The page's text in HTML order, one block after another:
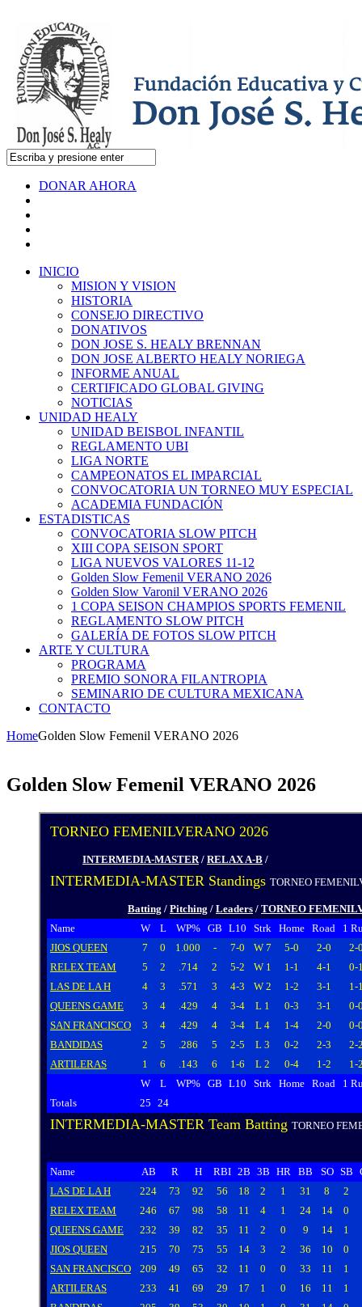
DONAR AHORA
INICIO
MISION Y VISION
HISTORIA
CONSEJO DIRECTIVO
DONATIVOS
DON JOSE S. HEALY BRENNAN
DON JOSE ALBERTO HEALY NORIEGA
INFORME ANUAL
CERTIFICADO GLOBAL GIVING
NOTICIAS
UNIDAD HEALY
UNIDAD BEISBOL INFANTIL
REGLAMENTO UBI
LIGA NORTE
CAMPEONATOS EL IMPARCIAL
CONVOCATORIA UN TORNEO MUY ESPECIAL
ACADEMIA FUNDACIÓN
ESTADISTICAS
CONVOCATORIA SLOW PITCH
XIII COPA SEISON SPORT
LIGA NUEVOS VALORES 11-12
Golden Slow Femenil VERANO 2026
Golden Slow Varonil VERANO 2026
1 COPA SEISON CHAMPIOS SPORTS FEMENIL
REGLAMENTO SLOW PITCH
GALERÍA DE FOTOS SLOW PITCH
ARTE Y CULTURA
PROGRAMA
PREMIO SONORA FILANTROPIA
SEMINARIO DE CULTURA MEXICANA
CONTACTO
HomeGolden Slow Femenil VERANO 2026
Golden Slow Femenil VERANO 2026